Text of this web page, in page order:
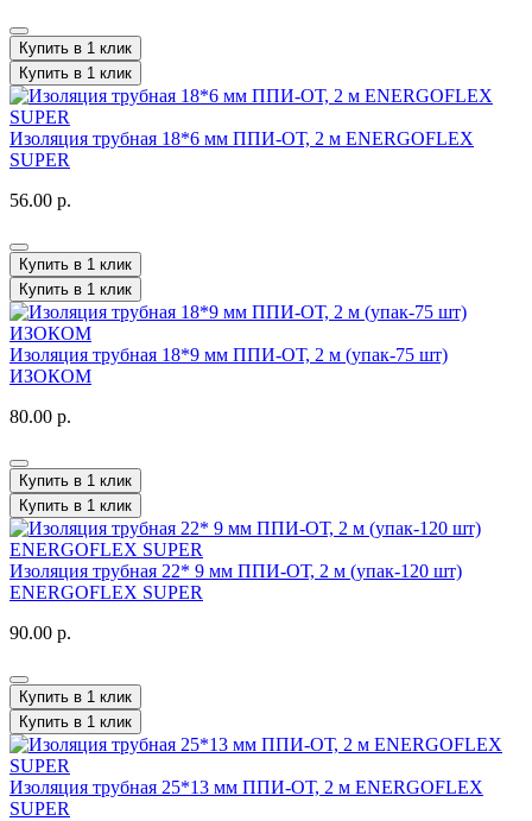
Купить в 1 клик
Купить в 1 клик
Изоляция трубная 18*6 мм ППИ-ОТ, 2 м ENERGOFLEX
SUPER
56.00 р.
Купить в 1 клик
Купить в 1 клик
Изоляция трубная 18*9 мм ППИ-ОТ, 2 м (упак-75 шт)
ИЗОКОМ
80.00 р.
Купить в 1 клик
Купить в 1 клик
Изоляция трубная 22* 9 мм ППИ-ОТ, 2 м (упак-120 шт)
ENERGOFLEX SUPER
90.00 р.
Купить в 1 клик
Купить в 1 клик
Изоляция трубная 25*13 мм ППИ-ОТ, 2 м ENERGOFLEX
SUPER